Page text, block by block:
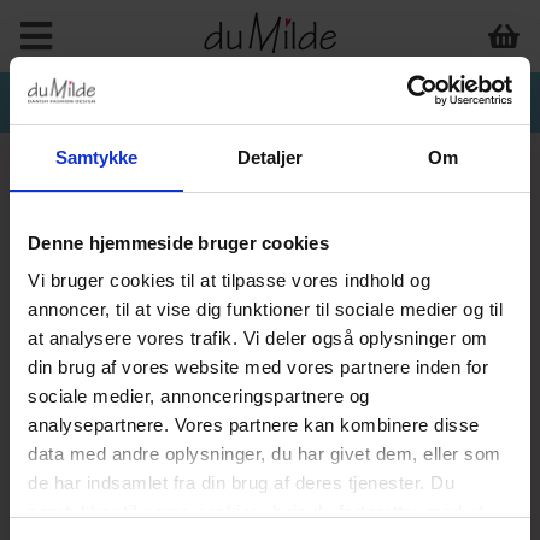
Samtykke Detaljer Om
Denne hjemmeside bruger cookies
Vi bruger cookies til at tilpasse vores indhold og
annoncer, til at vise dig funktioner til sociale medier og til
at analysere vores trafik. Vi deler også oplysninger om
din brug af vores website med vores partnere inden for
sociale medier, annonceringspartnere og
analysepartnere. Vores partnere kan kombinere disse
data med andre oplysninger, du har givet dem, eller som
de har indsamlet fra din brug af deres tjenester. Du